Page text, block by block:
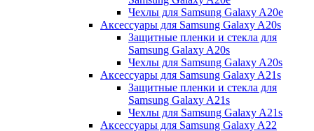
Чехлы для Samsung Galaxy A20e
Аксессуары для Samsung Galaxy A20s
Защитные пленки и стекла для
Samsung Galaxy A20s
Чехлы для Samsung Galaxy A20s
Аксессуары для Samsung Galaxy A21s
Защитные пленки и стекла для
Samsung Galaxy A21s
Чехлы для Samsung Galaxy A21s
Аксессуары для Samsung Galaxy A22